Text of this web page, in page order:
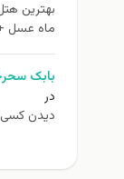
ماه عسل
بابک
در
دیدن کسی